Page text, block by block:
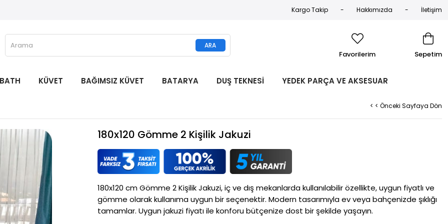
Kargo Takip Hakkımızda İletişim
Sepetim
Favorilerim
KÜVET BAĞIMSIZ KÜVET BATARYA DUŞ TEKNESİ YEDEK PARÇA VE AKSESUAR
< < Önceki Sayfaya Dön
180x120 Gömme 2 Kişilik Jakuzi
180x120 cm Gömme 2 Kişilik Jakuzi, iç ve dış mekanlarda kullanılabilir özellikte, uygun fiyatlı ve
gömme olarak kullanıma uygun bir seçenektir. Modern tasarımıyla ev veya bahçenizde şıklığı
tamamlar. Uygun jakuzi fiyatı ile konforu bütçenize dost bir şekilde yaşayın.